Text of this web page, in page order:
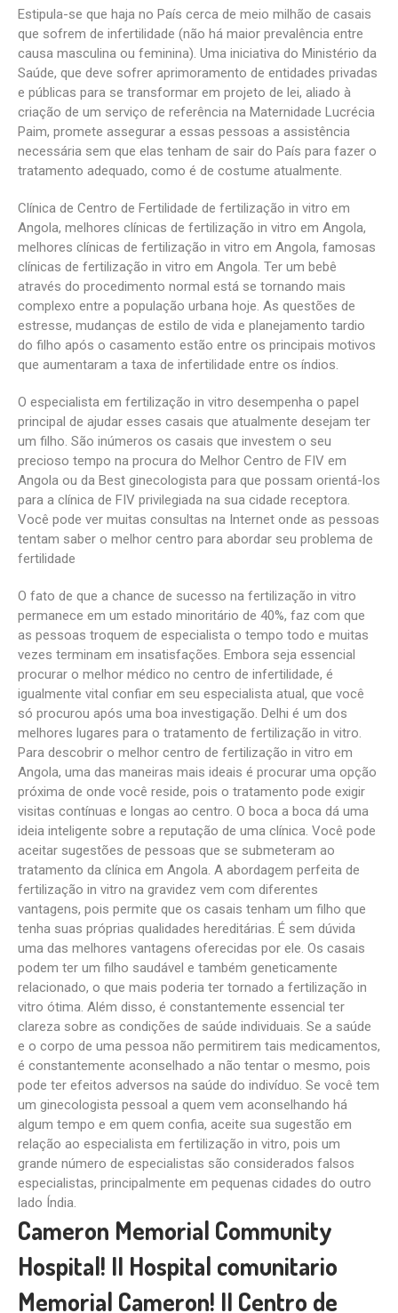
Estipula-se que haja no País cerca de meio milhão de casais
que sofrem de infertilidade (não há maior prevalência entre
causa masculina ou feminina). Uma iniciativa do Ministério da
Saúde, que deve sofrer aprimoramento de entidades privadas
e públicas para se transformar em projeto de lei, aliado à
criação de um serviço de referência na Maternidade Lucrécia
Paim, promete assegurar a essas pessoas a assistência
necessária sem que elas tenham de sair do País para fazer o
tratamento adequado, como é de costume atualmente.
Clínica de Centro de Fertilidade de fertilização in vitro em
Angola, melhores clínicas de fertilização in vitro em Angola,
melhores clínicas de fertilização in vitro em Angola, famosas
clínicas de fertilização in vitro em Angola. Ter um bebê
através do procedimento normal está se tornando mais
complexo entre a população urbana hoje. As questões de
estresse, mudanças de estilo de vida e planejamento tardio
do filho após o casamento estão entre os principais motivos
que aumentaram a taxa de infertilidade entre os índios.
O especialista em fertilização in vitro desempenha o papel
principal de ajudar esses casais que atualmente desejam ter
um filho. São inúmeros os casais que investem o seu
precioso tempo na procura do Melhor Centro de FIV em
Angola ou da Best ginecologista para que possam orientá-los
para a clínica de FIV privilegiada na sua cidade receptora.
Você pode ver muitas consultas na Internet onde as pessoas
tentam saber o melhor centro para abordar seu problema de
fertilidade
O fato de que a chance de sucesso na fertilização in vitro
permanece em um estado minoritário de 40%, faz com que
as pessoas troquem de especialista o tempo todo e muitas
vezes terminam em insatisfações. Embora seja essencial
procurar o melhor médico no centro de infertilidade, é
igualmente vital confiar em seu especialista atual, que você
só procurou após uma boa investigação. Delhi é um dos
melhores lugares para o tratamento de fertilização in vitro.
Para descobrir o melhor centro de fertilização in vitro em
Angola, uma das maneiras mais ideais é procurar uma opção
próxima de onde você reside, pois o tratamento pode exigir
visitas contínuas e longas ao centro. O boca a boca dá uma
ideia inteligente sobre a reputação de uma clínica. Você pode
aceitar sugestões de pessoas que se submeteram ao
tratamento da clínica em Angola. A abordagem perfeita de
fertilização in vitro na gravidez vem com diferentes
vantagens, pois permite que os casais tenham um filho que
tenha suas próprias qualidades hereditárias. É sem dúvida
uma das melhores vantagens oferecidas por ele. Os casais
podem ter um filho saudável e também geneticamente
relacionado, o que mais poderia ter tornado a fertilização in
vitro ótima. Além disso, é constantemente essencial ter
clareza sobre as condições de saúde individuais. Se a saúde
e o corpo de uma pessoa não permitirem tais medicamentos,
é constantemente aconselhado a não tentar o mesmo, pois
pode ter efeitos adversos na saúde do indivíduo. Se você tem
um ginecologista pessoal a quem vem aconselhando há
algum tempo e em quem confia, aceite sua sugestão em
relação ao especialista em fertilização in vitro, pois um
grande número de especialistas são considerados falsos
especialistas, principalmente em pequenas cidades do outro
lado Índia.
Cameron Memorial Community
Hospital! II Hospital comunitario
Memorial Cameron! II Centro de